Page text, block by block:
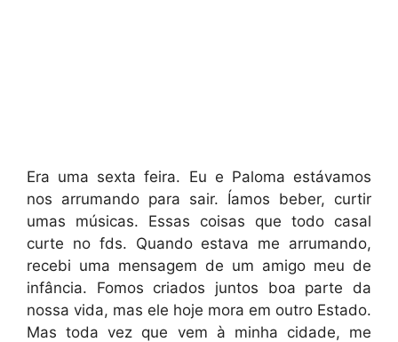
Era uma sexta feira. Eu e Paloma estávamos
nos arrumando para sair. Íamos beber, curtir
umas músicas. Essas coisas que todo casal
curte no fds. Quando estava me arrumando,
recebi uma mensagem de um amigo meu de
infância. Fomos criados juntos boa parte da
nossa vida, mas ele hoje mora em outro Estado.
Mas toda vez que vem à minha cidade, me